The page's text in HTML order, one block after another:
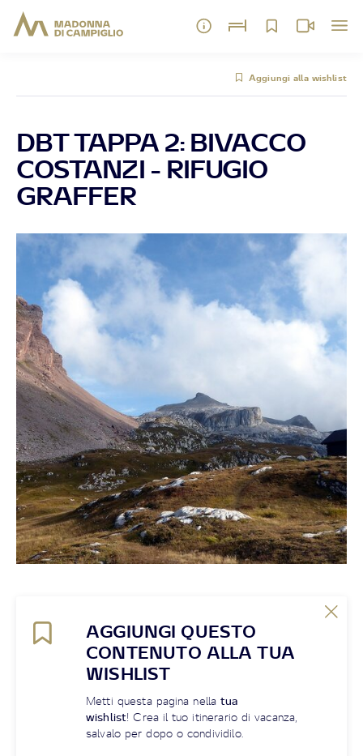
Aggiungi alla wishlist
DBT TAPPA 2: BIVACCO
COSTANZI - RIFUGIO
GRAFFER
AGGIUNGI QUESTO
CONTENUTO ALLA TUA
WISHLIST
Metti questa pagina nellatua
wishlist! Crea il tuo itinerario di vacanza,
salvalo per dopo o condividilo.